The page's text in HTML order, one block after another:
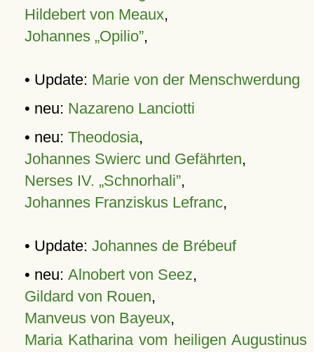
Hildebert von Meaux,
Johannes „Opilio”,
• Update: Marie von der Menschwerdung
• neu: Nazareno Lanciotti
• neu: Theodosia,
Johannes Swierc und Gefährten,
Nerses IV. „Schnorhali”,
Johannes Franziskus Lefranc,
• Update: Johannes de Brébeuf
• neu: Alnobert von Seez,
Gildard von Rouen,
Manveus von Bayeux,
Maria Katharina vom heiligen Augustinus